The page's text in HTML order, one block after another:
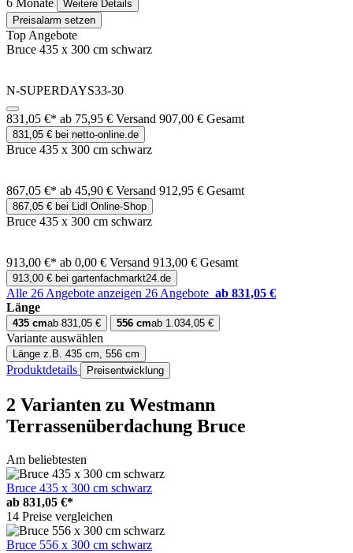
6 Monate
Weitere Details
Preisalarm setzen
Top Angebote
Bruce 435 x 300 cm schwarz
N-SUPERDAYS33-30
831,05 €* ab 75,95 € Versand 907,00 € Gesamt
831,05 € bei netto-online.de
Bruce 435 x 300 cm schwarz
867,05 €* ab 45,90 € Versand 912,95 € Gesamt
867,05 € bei Lidl Online-Shop
Bruce 435 x 300 cm schwarz
913,00 €* ab 0,00 € Versand 913,00 € Gesamt
913,00 € bei gartenfachmarkt24.de
Alle 26 Angebote anzeigen 26 Angebote ab 831,05 €
Länge
435 cmab 831,05 € 556 cmab 1.034,05 €
Variante auswählen
Länge z.B. 435 cm, 556 cm
Produktdetails Preisentwicklung
2 Varianten zu Westmann
Terrassenüberdachung Bruce
Am beliebtesten
Bruce 435 x 300 cm schwarz
ab 831,05 €*
14 Preise vergleichen
Bruce 556 x 300 cm schwarz